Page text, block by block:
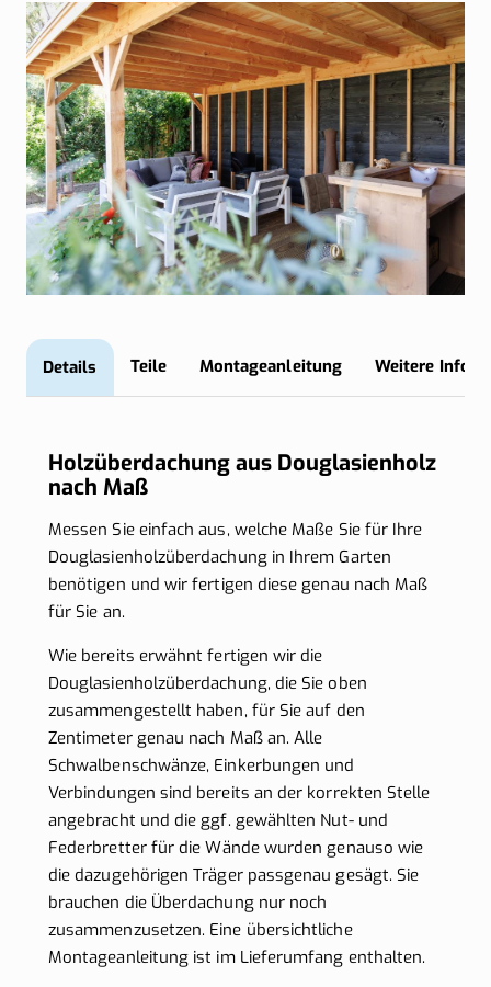
Details Teile Montageanleitung Weitere
Holzüberdachung aus Douglasienholz
nach Maß
Messen Sie einfach aus, welche Maße Sie für Ihre
Douglasienholzüberdachung in Ihrem Garten
benötigen und wir fertigen diese genau nach Maß
für Sie an.
Wie bereits erwähnt fertigen wir die
Douglasienholzüberdachung, die Sie oben
zusammengestellt haben, für Sie auf den
Zentimeter genau nach Maß an. Alle
Schwalbenschwänze, Einkerbungen und
Verbindungen sind bereits an der korrekten Stelle
angebracht und die ggf. gewählten Nut- und
Federbretter für die Wände wurden genauso wie
die dazugehörigen Träger passgenau gesägt. Sie
brauchen die Überdachung nur noch
zusammenzusetzen. Eine übersichtliche
Montageanleitung ist im Lieferumfang enthalten.